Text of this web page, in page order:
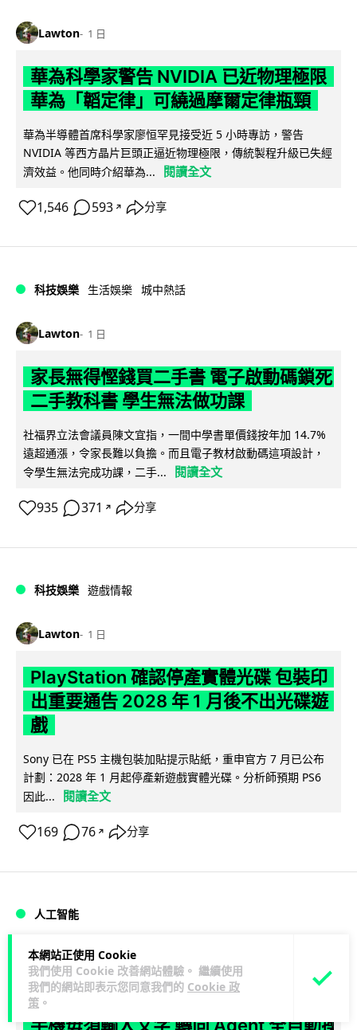
本網站正使用 Cookie
我們使用 Cookie 改善網站體驗。 繼續使用
我們的網站即表示您同意我們的 Cookie 政
策 。
Lawton 1 日
華為科學家警告 NVIDIA 已近物理極限
華為「韜定律」可繞過摩爾定律瓶頸
華為半導體首席科學家廖恒罕見接受近 5 小時專訪，警告
NVIDIA 等西方晶片巨頭正逼近物理極限，傳統製程升級已失經
濟效益。他同時介紹華為...
閱讀全文
1,546 593 ↗ 分享
科技娛樂 生活娛樂 城中熱話
Lawton 1 日
家長無得慳錢買二手書 電子啟動碼鎖死
二手教科書 學生無法做功課
社福界立法會議員陳文宜指，一間中學書單價錢按年加 14.7%
遠超通漲，令家長難以負擔。而且電子教材啟動碼這項設計，
令學生無法完成功課，二手...
閱讀全文
935 371 ↗ 分享
科技娛樂 遊戲情報
Lawton 1 日
PlayStation 確認停產實體光碟 包裝印
出重要通告 2028 年 1 月後不出光碟遊
戲
Sony 已在 PS5 主機包裝加貼提示貼紙，重申官方 7 月已公布
計劃：2028 年 1 月起停產新遊戲實體光碟。分析師預期 PS6
因此...
閱讀全文
169 76 ↗ 分享
人工智能
Vin 1 日
Samsung 展示 Galaxy AI 新方向 未來
手機毋須輸入文字 轉向 Agent 全自動操